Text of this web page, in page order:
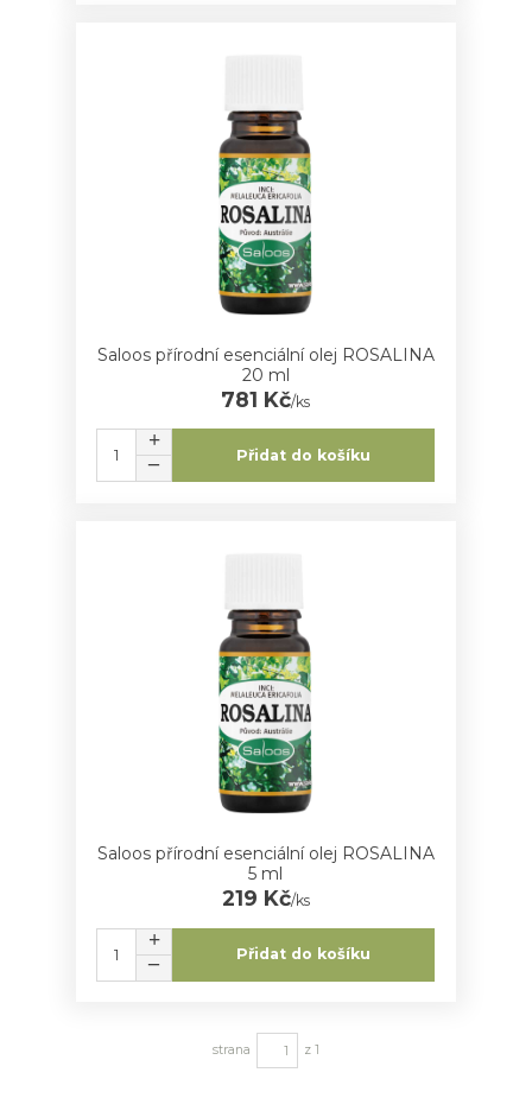
Saloos přírodní esenciální olej ROSALINA
20 ml
781 Kč/ks
Přidat do košíku
Saloos přírodní esenciální olej ROSALINA
5 ml
219 Kč/ks
Přidat do košíku
strana z 1